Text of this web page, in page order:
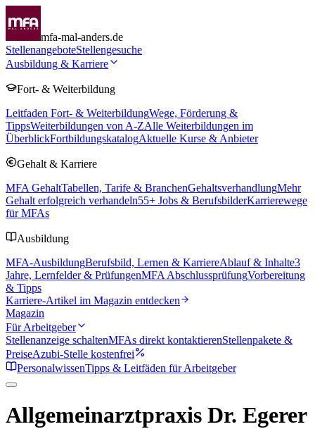
mfa-mal-anders.de
StellenangeboteStellengesuche
Ausbildung & Karriere
Fort- & Weiterbildung
Leitfaden Fort- & WeiterbildungWege, Förderung &
TippsWeiterbildungen von A-ZAlle Weiterbildungen im
ÜberblickFortbildungskatalogAktuelle Kurse & Anbieter
Gehalt & Karriere
MFA GehaltTabellen, Tarife & BranchenGehaltsverhandlungMehr
Gehalt erfolgreich verhandeln55+ Jobs & BerufsbilderKarrierewege
für MFAs
Ausbildung
MFA-AusbildungBerufsbild, Lernen & KarriereAblauf & Inhalte3
Jahre, Lernfelder & PrüfungenMFA AbschlussprüfungVorbereitung
& Tipps
Karriere-Artikel im Magazin entdecken
Magazin
Für Arbeitgeber
Stellenanzeige schaltenMFAs direkt kontaktierenStellenpakete &
PreiseAzubi-Stelle kostenfrei
PersonalwissenTipps & Leitfäden für Arbeitgeber
Allgemeinarztpraxis Dr. Egerer